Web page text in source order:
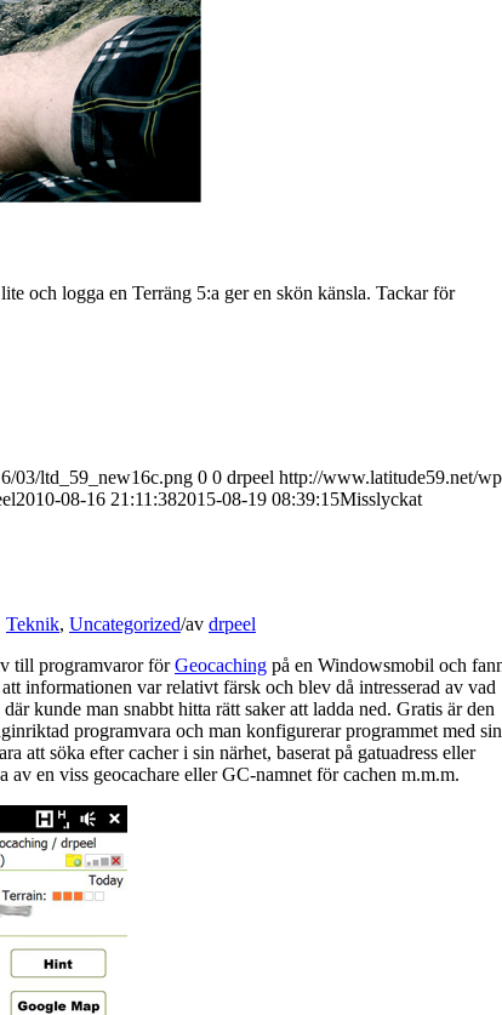
och logga en Terräng 5:a ger en skön känsla. Tackar för
03/ltd_59_new16c.png 0 0 drpeel http://www.latitude59.net/
2010-08-16 21:11:382015-08-19 08:39:15Misslyckat
Teknik, Uncategorized/av drpeel
till programvaror förGeocaching på en Windowsmobil och
informationen var relativt färsk och blev då intresserad av vad
kunde man snabbt hitta rätt saker att ladda ned. Gratis är den
programvara och man konfigurerar programmet med
att söka efter cacher i sin närhet, baserat på gatuadress eller
av en viss geocachare eller GC-namnet för cachen m.m.m.